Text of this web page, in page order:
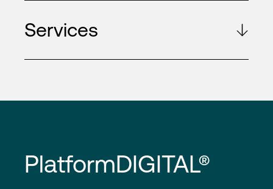
Services
PlatformDIGITAL®